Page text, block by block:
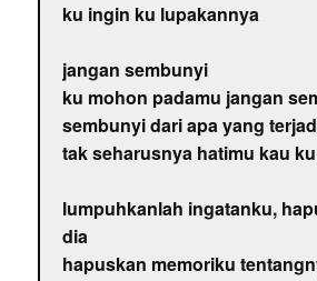
ku ingin ku lupakannya
jangan sembunyi
ku mohon padamu jangan
sembunyi dari apa yang
tak seharusnya hatimu kau
lumpuhkanlah ingatanku,
dia
hapuskan memoriku